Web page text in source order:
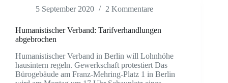
5 September 2020 2 Kommentare
Humanistischer Verband: Tarifverhandlungen
abgebrochen
Humanistischer Verband in Berlin will Lohnhöhe
hausintern regeln. Gewerkschaft protestiert Das
Bürogebäude am Franz-Mehring-Platz 1 in Berlin